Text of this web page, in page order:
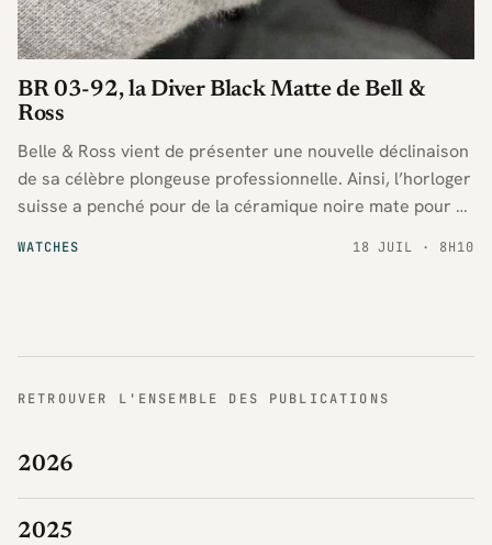
WATCHES
BR 03-92, la Diver Black Matte de Bell &
Ross
Belle & Ross vient de présenter une nouvelle déclinaison
de sa célèbre plongeuse professionnelle. Ainsi, l’horloger
suisse a penché pour de la céramique noire mate pour sa
18 JUIL · 8H10
RETROUVER L'ENSEMBLE DES PUBLICATIONS
2026
2025